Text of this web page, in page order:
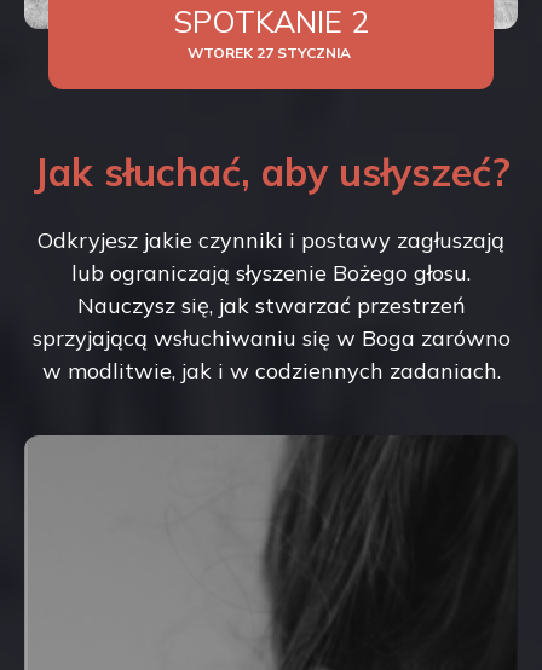
SPOTKANIE 2
WTOREK 27 STYCZNIA
Jak słuchać, aby usłyszeć?
Odkryjesz jakie czynniki i postawy zagłuszają
lub ograniczają słyszenie Bożego głosu.
Nauczysz się, jak stwarzać przestrzeń
sprzyjającą wsłuchiwaniu się w Boga zarówno
w modlitwie, jak i w codziennych zadaniach.